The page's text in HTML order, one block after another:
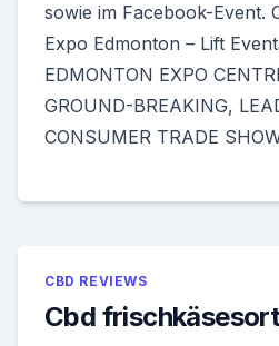
sowie im Facebook-Event.
Expo Edmonton – Lift
EDMONTON EXPO
GROUND-BREAKING,
CONSUMER TRADE
CBD REVIEWS
Cbd